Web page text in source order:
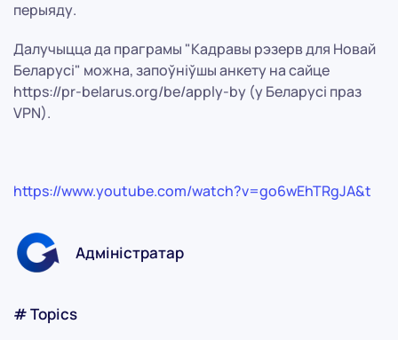
# Topics
перыяду.
Далучыцца да праграмы "Кадравы рэзерв для Новай
Беларусі" можна, запоўніўшы анкету на сайце
https://pr-belarus.org/be/apply-by (у Беларусі праз
VPN).
https://www.youtube.com/watch?v=go6wEhTRgJA&t
Адміністратар